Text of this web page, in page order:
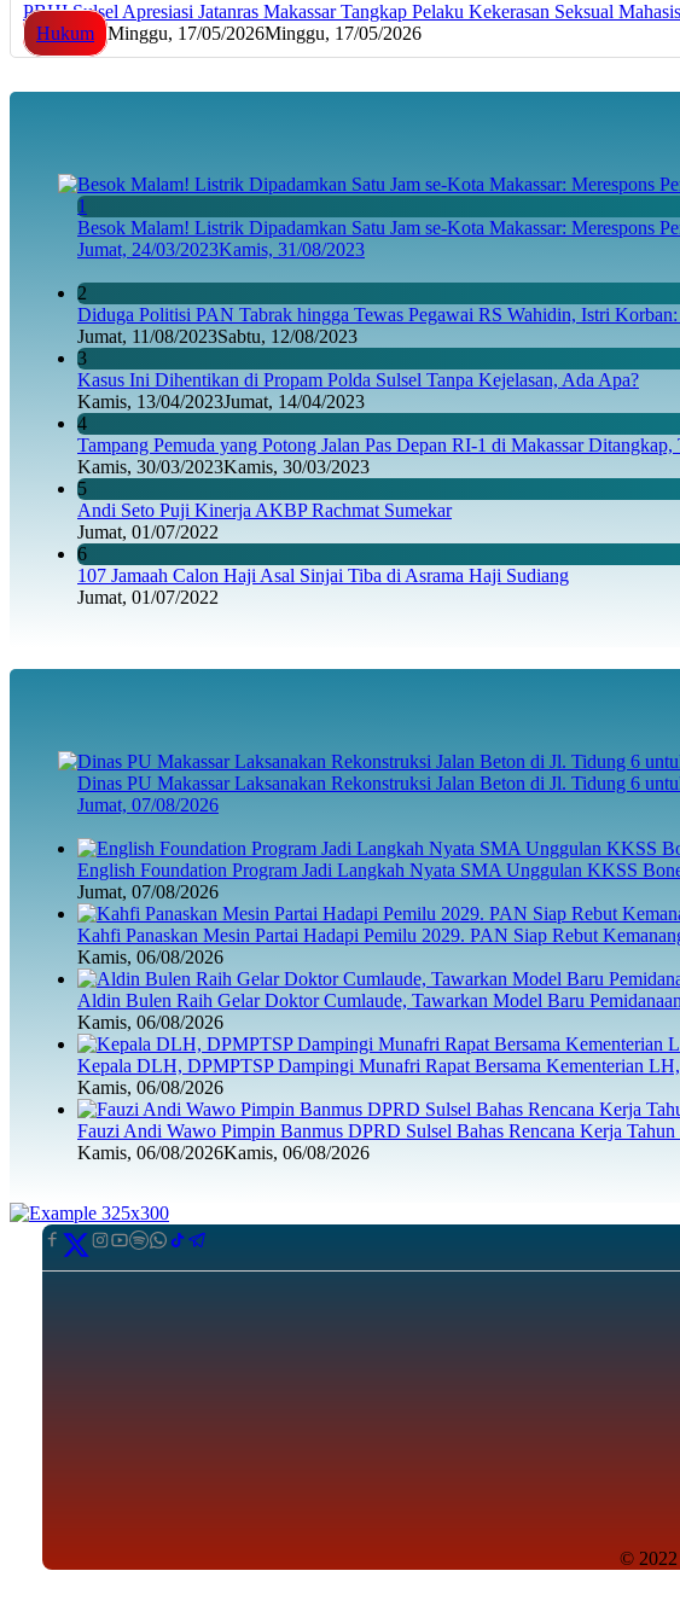
PBHI Sulsel Apresiasi Jatanras Makassar Tangkap Pelaku Kekerasan Seksual
Hukum
Minggu, 17/05/2026Minggu, 17/05/2026
1
Besok Malam! Listrik Dipadamkan Satu Jam se-Kota Makassar: Merespons
Jumat, 24/03/2023Kamis, 31/08/2023
2
Diduga Politisi PAN Tabrak hingga Tewas Pegawai RS Wahidin, Istri
Jumat, 11/08/2023Sabtu, 12/08/2023
3
Kasus Ini Dihentikan di Propam Polda Sulsel Tanpa Kejelasan, Ada Apa?
Kamis, 13/04/2023Jumat, 14/04/2023
4
Tampang Pemuda yang Potong Jalan Pas Depan RI-1 di Makassar
Kamis, 30/03/2023Kamis, 30/03/2023
5
Andi Seto Puji Kinerja AKBP Rachmat Sumekar
Jumat, 01/07/2022
6
107 Jamaah Calon Haji Asal Sinjai Tiba di Asrama Haji Sudiang
Jumat, 01/07/2022
Dinas PU Makassar Laksanakan Rekonstruksi Jalan Beton di Jl. Tidung 6
Jumat, 07/08/2026
English Foundation Program Jadi Langkah Nyata SMA Unggulan KKSS
Jumat, 07/08/2026
Kahfi Panaskan Mesin Partai Hadapi Pemilu 2029. PAN Siap Rebut
Kamis, 06/08/2026
Aldin Bulen Raih Gelar Doktor Cumlaude, Tawarkan Model Baru
Kamis, 06/08/2026
Kepala DLH, DPMPTSP Dampingi Munafri Rapat Bersama Kementerian
Kamis, 06/08/2026
Fauzi Andi Wawo Pimpin Banmus DPRD Sulsel Bahas Rencana Kerja Tahun
Kamis, 06/08/2026Kamis, 06/08/2026
©